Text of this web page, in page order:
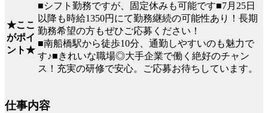
★ここ
がポイ
ント★
■シフト勤務ですが、固定休みも可能です■7月25日
以降も時給1350円にて勤務継続の可能性あり！長期
勤務希望の方もぜひご応募ください！
■南船橋駅から徒歩10分、通勤しやすいのも魅力で
す♪■きれいな職場◎大手企業で働く絶好のチャン
ス！充実の研修で安心。ご応募お待ちしています。
仕事内容